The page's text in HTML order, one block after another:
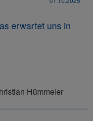
erwartet uns in
Hümmeler